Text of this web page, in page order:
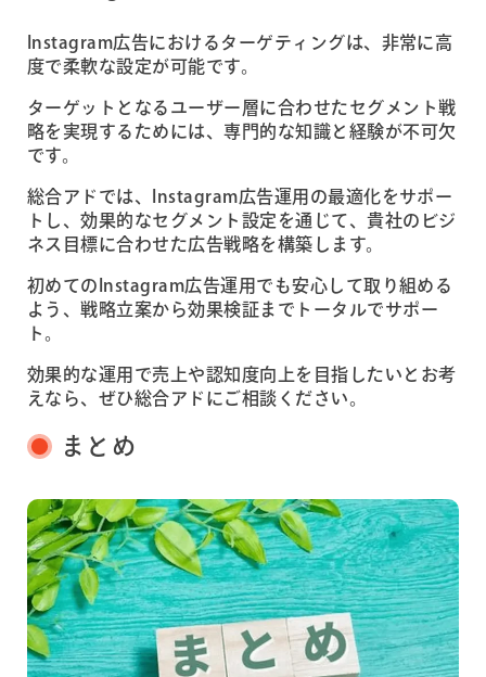
Instagram広告におけるターゲティングは、非常に高
度で柔軟な設定が可能です。
ターゲットとなるユーザー層に合わせたセグメント戦
略を実現するためには、専門的な知識と経験が不可欠
です。
総合アドでは、Instagram広告運用の最適化をサポー
トし、効果的なセグメント設定を通じて、貴社のビジ
ネス目標に合わせた広告戦略を構築します。
初めてのInstagram広告運用でも安心して取り組める
よう、戦略立案から効果検証までトータルでサポー
ト。
効果的な運用で売上や認知度向上を目指したいとお考
えなら、ぜひ総合アドにご相談ください。
まとめ